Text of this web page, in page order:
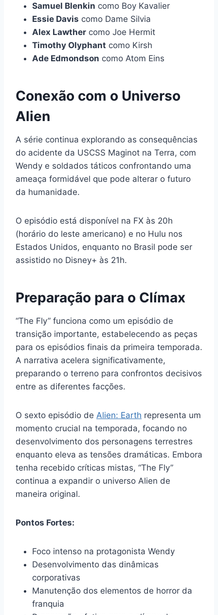
Samuel Blenkin como Boy Kavalier
Essie Davis como Dame Silvia
Alex Lawther como Joe Hermit
Timothy Olyphant como Kirsh
Ade Edmondson como Atom Eins
Conexão com o Universo
Alien
A série continua explorando as consequências
do acidente da USCSS Maginot na Terra, com
Wendy e soldados táticos confrontando uma
ameaça formidável que pode alterar o futuro
da humanidade.
O episódio está disponível na FX às 20h
(horário do leste americano) e no Hulu nos
Estados Unidos, enquanto no Brasil pode ser
assistido no Disney+ às 21h.
Preparação para o Clímax
“The Fly” funciona como um episódio de
transição importante, estabelecendo as peças
para os episódios finais da primeira temporada.
A narrativa acelera significativamente,
preparando o terreno para confrontos decisivos
entre as diferentes facções.
O sexto episódio de Alien: Earth representa um
momento crucial na temporada, focando no
desenvolvimento dos personagens terrestres
enquanto eleva as tensões dramáticas. Embora
tenha recebido críticas mistas, “The Fly”
continua a expandir o universo Alien de
maneira original.
Pontos Fortes:
Foco intenso na protagonista Wendy
Desenvolvimento das dinâmicas
corporativas
Manutenção dos elementos de horror da
franquia